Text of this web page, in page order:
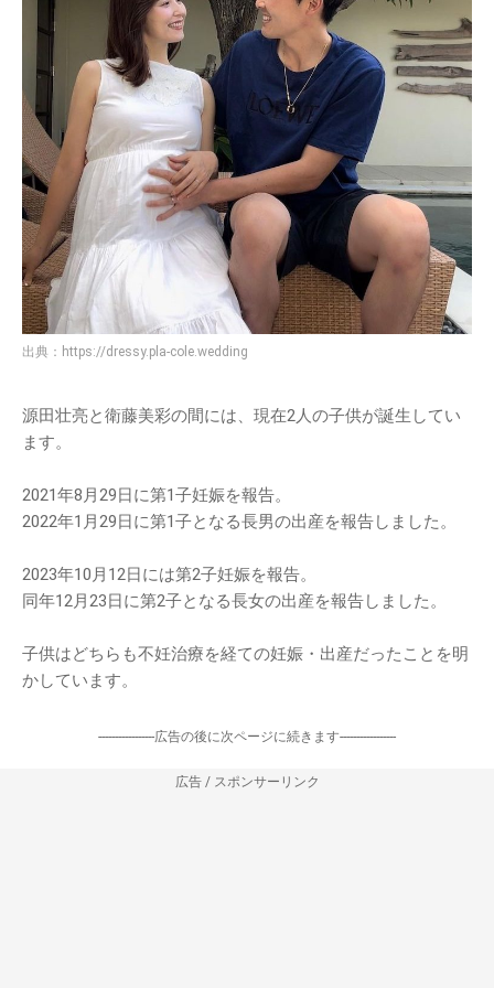
出典： https://dressy.pla-cole.wedding
源田壮亮と衛藤美彩の間には、現在2人の子供が誕生してい
ます。
2021年8月29日に第1子妊娠を報告。
2022年1月29日に第1子となる長男の出産を報告しました。
2023年10月12日には第2子妊娠を報告。
同年12月23日に第2子となる長女の出産を報告しました。
子供はどちらも不妊治療を経ての妊娠・出産だったことを明
かしています。
-----------------広告の後に次ページに続きます-----------------
広告 / スポンサーリンク